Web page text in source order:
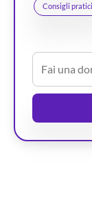
Consigli pratici